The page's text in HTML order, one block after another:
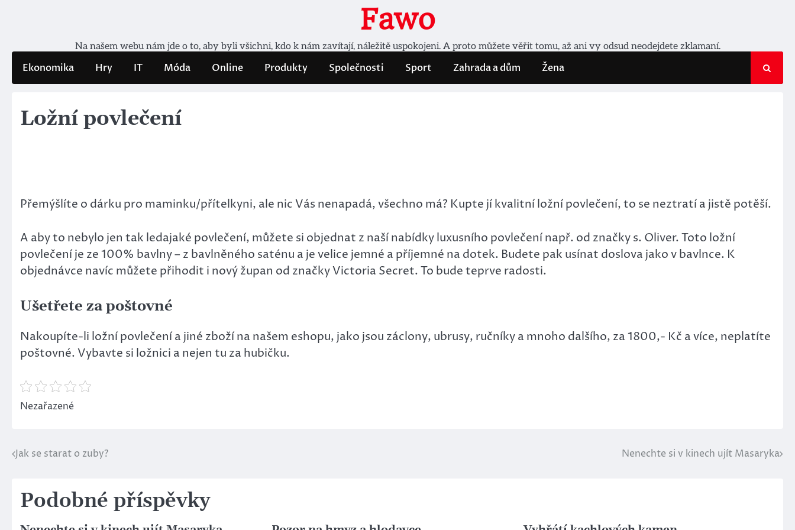
Fawo
Na našem webu nám jde o to, aby byli všichni, kdo k nám zavítají, náležitě uspokojeni. A proto můžete věřit tomu, až ani vy odsud neodejdete zklamaní.
Ekonomika Hry IT Móda Online Produkty Společnosti Sport Zahrada a dům Žena
Ložní povlečení
Přemýšlíte o dárku pro maminku/přítelkyni, ale nic Vás nenapadá, všechno má? Kupte jí kvalitní ložní povlečení, to se neztratí a jistě potěší.
A aby to nebylo jen tak ledajaké povlečení, můžete si objednat z naší nabídky luxusního povlečení např. od značky s. Oliver. Toto ložní
povlečení je ze 100% bavlny – z bavlněného saténu a je velice jemné a příjemné na dotek. Budete pak usínat doslova jako v bavlnce. K
objednávce navíc můžete přihodit i nový župan od značky Victoria Secret. To bude teprve radosti.
Ušetřete za poštovné
Nakoupíte-li ložní povlečenía jiné zboží na našem eshopu, jako jsou záclony, ubrusy, ručníky a mnoho dalšího, za 1800,- Kč a více, neplatíte
poštovné. Vybavte si ložnici a nejen tu za hubičku.
Nezařazené
Navigace
příspěvek
Jak se starat o zuby? Nenechte si v kinech ujít Masaryka
Podobné příspěvky